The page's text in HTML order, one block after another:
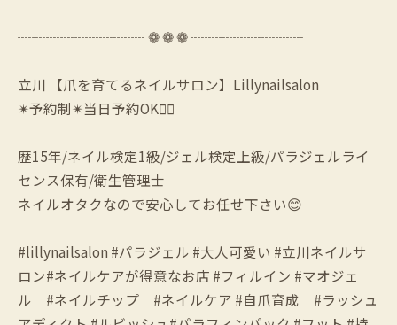
┈┈┈┈┈┈┈┈┈ ❁ ❁ ❁ ┈┈┈┈┈┈┈┈
立川 【爪を育てるネイルサロン】Lillynailsalon
✴︎予約制✴︎当日予約OK🙆‍♀️
歴15年/ネイル検定1級/ジェル検定上級/パラジェルライ
センス保有/衛生管理士
ネイルオタクなので安心してお任せ下さい😊
#lillynailsalon #パラジェル #大人可愛い #立川ネイルサ
ロン#ネイルケアが得意なお店 #フィルイン #マオジェ
ル #ネイルチップ #ネイルケア #自爪育成 #ラッシュ